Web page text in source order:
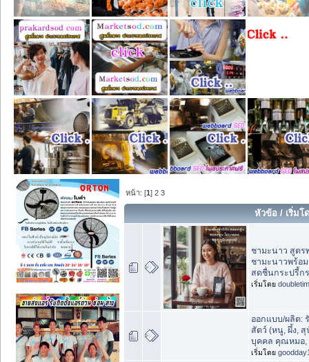
หน้า: [1]2 3
หัวข้อ / เริ่มโ
ชามะนาว สูตร
ชามะนาวพร้อ
สดชื่นกระปรี้ก
เริ่มโดย
ออกแบบ/ผลิต:
สัตว์ (หนู, ผึ้ง,
บุคคล คุณหมอ,
เริ่มโดย